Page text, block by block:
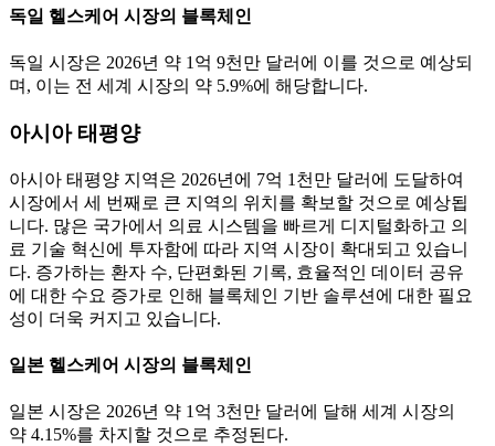
독일 헬스케어 시장의 블록체인
독일 시장은 2026년 약 1억 9천만 달러에 이를 것으로 예상되
며, 이는 전 세계 시장의 약 5.9%에 해당합니다.
아시아 태평양
아시아 태평양 지역은 2026년에 7억 1천만 달러에 도달하여
시장에서 세 번째로 큰 지역의 위치를 ​​​​확보할 것으로 예상됩
니다. 많은 국가에서 의료 시스템을 빠르게 디지털화하고 의
료 기술 혁신에 투자함에 따라 지역 시장이 확대되고 있습니
다. 증가하는 환자 수, 단편화된 기록, 효율적인 데이터 공유
에 대한 수요 증가로 인해 블록체인 기반 솔루션에 대한 필요
성이 더욱 커지고 있습니다.
일본 헬스케어 시장의 블록체인
일본 시장은 2026년 약 1억 3천만 달러에 달해 세계 시장의
약 4.15%를 차지할 것으로 추정된다.